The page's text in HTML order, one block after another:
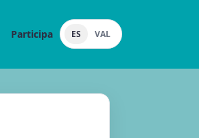
Participa ES VAL